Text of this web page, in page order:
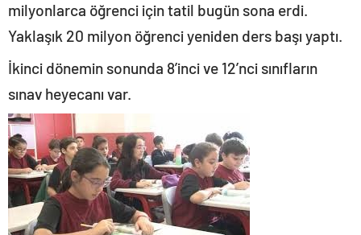
milyonlarca öğrenci için tatil bugün sona erdi.
Yaklaşık 20 milyon öğrenci yeniden ders başı yaptı.
İkinci dönemin sonunda 8’inci ve 12’nci sınıfların
sınav heyecanı var.